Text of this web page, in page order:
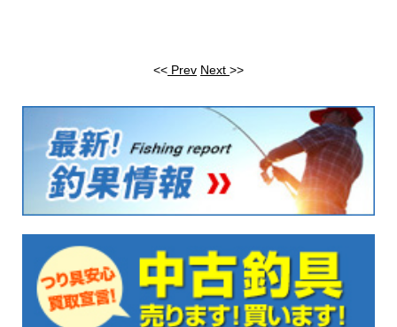
<< Prev Next >>